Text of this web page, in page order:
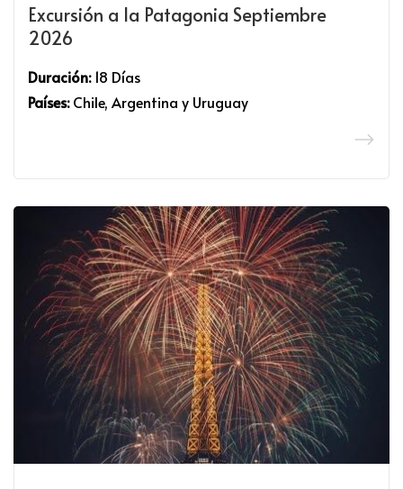
Excursión a la Patagonia Septiembre
2026
Duración:18 Días
Países:Chile, Argentina y Uruguay